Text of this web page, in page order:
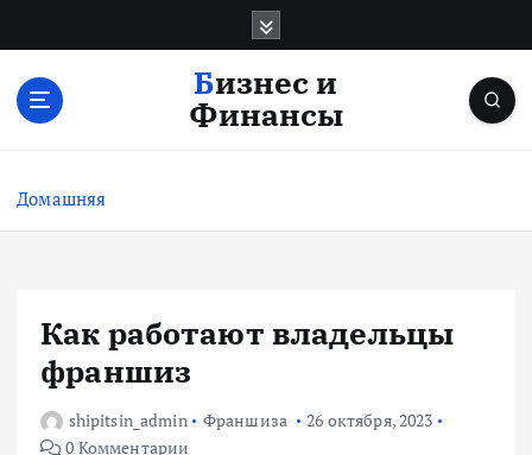
с
Бизнес и
Финансы
Домашняя
Как работают владельцы
франшиз
shipitsin_admin Франшиза
26 октября, 2023
0 Комментарии